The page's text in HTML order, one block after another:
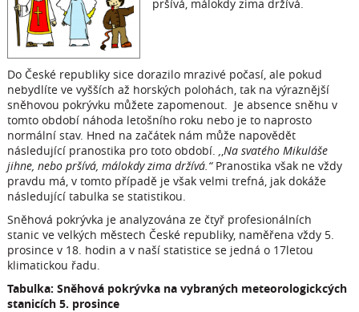
pršívá, málokdy zima držívá.
Do České republiky sice dorazilo mrazivé počasí, ale pokud
nebydlíte ve vyšších až horských polohách, tak na výraznější
sněhovou pokrývku můžete zapomenout. Je absence sněhu v
tomto období náhoda letošního roku nebo je to naprosto
normální stav. Hned na začátek nám může napovědět
následující pranostika pro toto období.
Na svatého Mikuláše
jihne, nebo pršívá, málokdy zima držívá.“Pranostika však ne vždy
pravdu má, v tomto případě je však velmi trefná, jak dokáže
následující tabulka se statistikou.
Sněhová pokrývka je analyzována ze čtyř profesionálních
stanic ve velkých městech České republiky, naměřena vždy 5.
prosince v 18. hodin a v naší statistice se jedná o 17letou
klimatickou řadu.
Tabulka: Sněhová pokrývka na vybraných meteorologickcých
stanicích 5. prosince